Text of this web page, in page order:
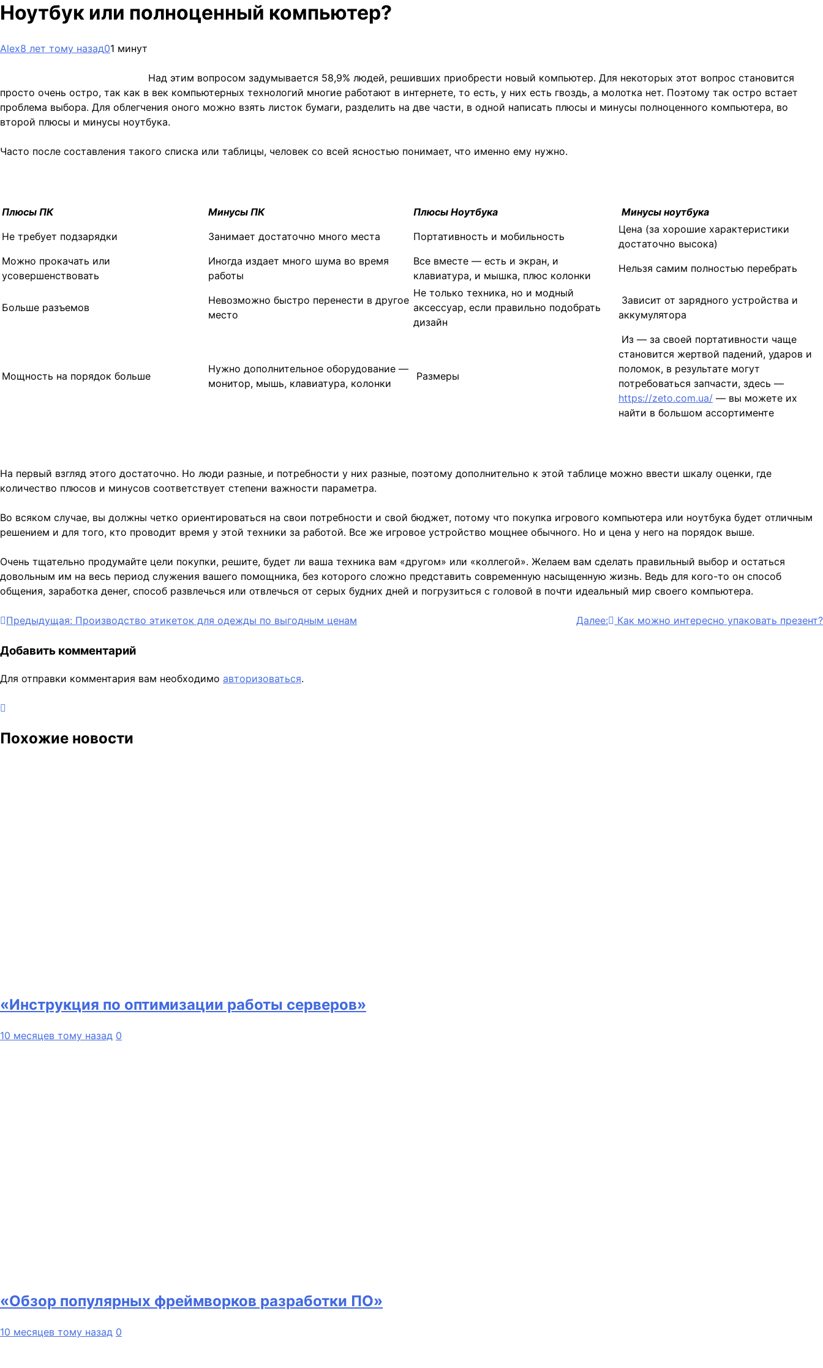
Ноутбук или полноценный компьютер?
Alex8 лет тому назад01 минут
Над этим вопросом задумывается 58,9% людей, решивших приобрести новый компьютер. Для некоторых этот вопрос становится
просто очень остро, так как в век компьютерных технологий многие работают в интернете, то есть, у них есть гвоздь, а молотка нет. Поэтому так остро встает
проблема выбора. Для облегчения оного можно взять листок бумаги, разделить на две части, в одной написать плюсы и минусы полноценного компьютера, во
второй плюсы и минусы ноутбука.
Часто после составления такого списка или таблицы, человек со всей ясностью понимает, что именно ему нужно.
Плюсы ПК Минусы ПК Плюсы Ноутбука
Минусы ноутбука
Не требует подзарядки
Занимает достаточно много места Портативность и мобильность
Цена (за хорошие характеристики
достаточно высока)
Можно прокачать или
усовершенствовать
Иногда издает много шума во время
работы
Все вместе — есть и экран, и
клавиатура, и мышка, плюс колонки
Нельзя самим полностью перебрать
Больше разъемов
Невозможно быстро перенести в другое
место
Не только техника, но и модный
аксессуар, если правильно подобрать
дизайн
Зависит от зарядного устройства и
аккумулятора
Мощность на порядок больше
Нужно дополнительное оборудование —
монитор, мышь, клавиатура, колонки
Размеры
Из — за своей портативности чаще
становится жертвой падений, ударов и
поломок, в результате могут
потребоваться запчасти, здесь —
https://zeto.com.ua/ — вы можете их
найти в большом ассортименте
На первый взгляд этого достаточно. Но люди разные, и потребности у них разные, поэтому дополнительно к этой таблице можно ввести шкалу оценки, где
количество плюсов и минусов соответствует степени важности параметра.
Во всяком случае, вы должны четко ориентироваться на свои потребности и свой бюджет, потому что покупка игрового компьютера или ноутбука будет отличным
решением и для того, кто проводит время у этой техники за работой. Все же игровое устройство мощнее обычного. Но и цена у него на порядок выше.
Очень тщательно продумайте цели покупки, решите, будет ли ваша техника вам «другом» или «коллегой». Желаем вам сделать правильный выбор и остаться
довольным им на весь период служения вашего помощника, без которого сложно представить современную насыщенную жизнь. Ведь для кого-то он способ
общения, заработка денег, способ развлечься или отвлечься от серых будних дней и погрузиться с головой в почти идеальный мир своего компьютера.
Навигация
по
Предыдущая: Производство этикеток для одежды по выгодным ценам Далее: Как можно интересно упаковать презент?
Добавить комментарий
Для отправки комментария вам необходимо авторизоваться.
Похожие новости
«Инструкция по оптимизации работы серверов»
10 месяцев тому назад 0
«Обзор популярных фреймворков разработки ПО»
10 месяцев тому назад 0